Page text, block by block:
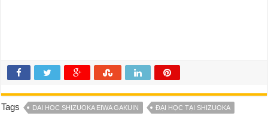
Tags DAI HOC SHIZUOKA EIWA GAKUIN ĐẠI HỌC TẠI SHIZUOKA